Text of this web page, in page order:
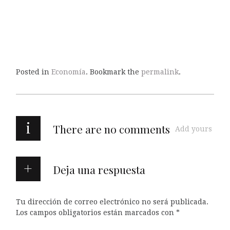
Posted in Economía. Bookmark the permalink.
i There are no comments Add yours
Deja una respuesta
Tu dirección de correo electrónico no será publicada.
Los campos obligatorios están marcados con *